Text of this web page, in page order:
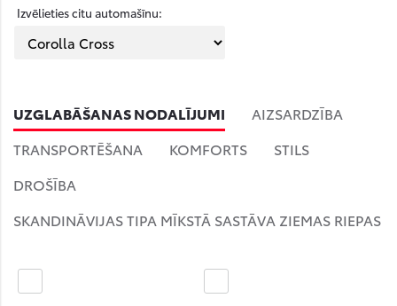
Izvēlieties citu automašīnu:
UZGLABĀŠANAS NODALĪJUMI
AIZSARDZĪBA
TRANSPORTĒŠANA
KOMFORTS
STILS
DROŠĪBA
SKANDINĀVIJAS TIPA MĪKSTĀ SASTĀVA ZIEMAS RIEPAS